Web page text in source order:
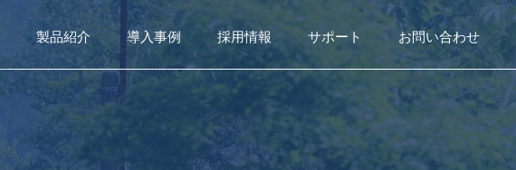
製品紹介 導入事例 採用情報 サポート お問い合わせ